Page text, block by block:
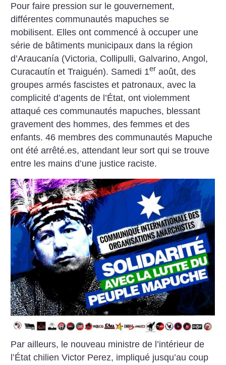
Pour faire pression sur le gouvernement,
différentes communautés mapuches se
mobilisent. Elles ont commencé à occuper une
série de bâtiments municipaux dans la région
d’Araucanía (Victoria, Collipulli, Galvarino, Angol,
Curacautín et Traiguén). Samedi 1er août, des
groupes armés fascistes et patronaux, avec la
complicité d’agents de l’État, ont violemment
attaqué ces communautés mapuches, blessant
gravement des hommes, des femmes et des
enfants. 46 membres des communautés Mapuche
ont été arrêté.es, attendant leur sort qui se trouve
entre les mains d’une justice raciste.
Par ailleurs, le nouveau ministre de l’intérieur de
l’État chilien Victor Perez, impliqué jusqu’au coup